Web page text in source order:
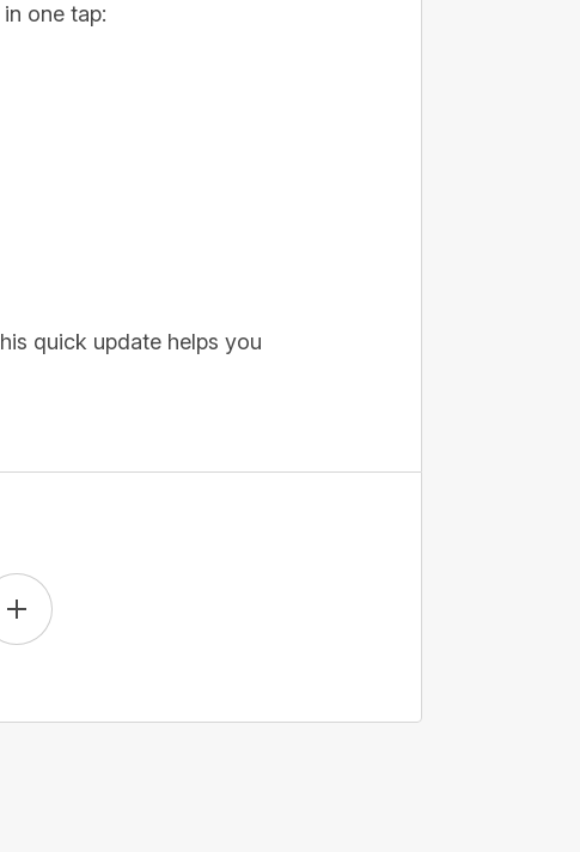
one tap:
quick update helps you